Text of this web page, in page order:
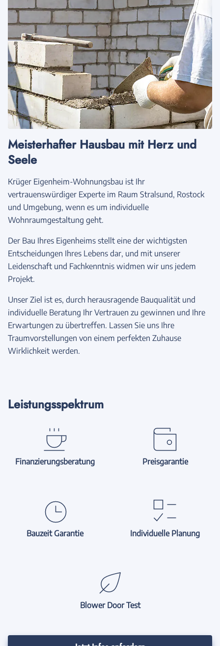
Meisterhafter Hausbau mit Herz und
Seele
Krüger Eigenheim-Wohnungsbau ist Ihr
vertrauenswürdiger Experte im Raum Stralsund, Rostock
und Umgebung, wenn es um individuelle
Wohnraumgestaltung geht.
Der Bau Ihres Eigenheims stellt eine der wichtigsten
Entscheidungen Ihres Lebens dar, und mit unserer
Leidenschaft und Fachkenntnis widmen wir uns jedem
Projekt.
Unser Ziel ist es, durch herausragende Bauqualität und
individuelle Beratung Ihr Vertrauen zu gewinnen und Ihre
Erwartungen zu übertreffen. Lassen Sie uns Ihre
Traumvorstellungen von einem perfekten Zuhause
Wirklichkeit werden.
Leistungsspektrum
Finanzierungsberatung Preisgarantie
Bauzeit Garantie Individuelle Planung
Blower Door Test